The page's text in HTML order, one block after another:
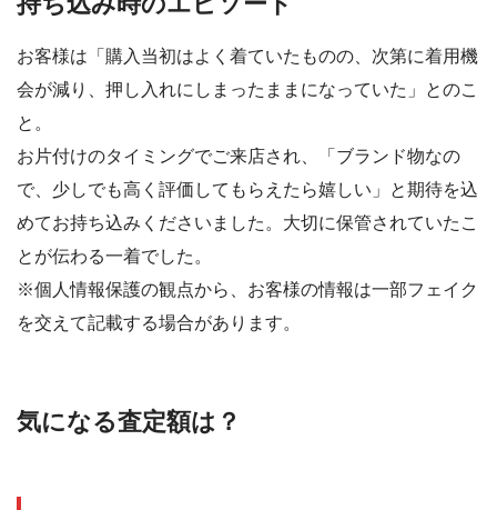
お客様は「購入当初はよく着ていたものの、次第に着用機
会が減り、押し入れにしまったままになっていた」とのこ
と。
お片付けのタイミングでご来店され、「ブランド物なの
で、少しでも高く評価してもらえたら嬉しい」と期待を込
めてお持ち込みくださいました。大切に保管されていたこ
とが伝わる一着でした。
※個人情報保護の観点から、お客様の情報は一部フェイク
を交えて記載する場合があります。
気になる査定額は？